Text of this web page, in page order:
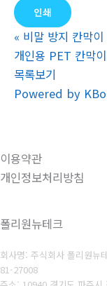
인쇄
« 비말 방지 칸막이
개인용 PET 칸막이
목록보기
Powered by
이용약관
개인정보처리방침
폴리원뉴테크
회사명: 주식회사 폴리원
81-27008